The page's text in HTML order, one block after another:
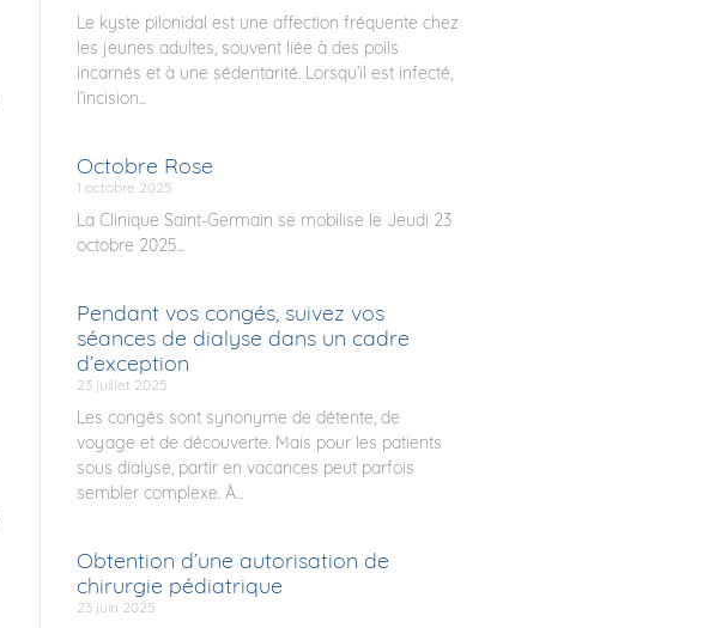
Le kyste pilonidal est une affection fréquente chez
les jeunes adultes, souvent liée à des poils
incarnés et à une sédentarité. Lorsqu’il est infecté,
l’incision...
Octobre Rose
1 octobre 2025
La Clinique Saint-Germain se mobilise le Jeudi 23
octobre 2025...
Pendant vos congés, suivez vos
séances de dialyse dans un cadre
d’exception
23 juillet 2025
Les congés sont synonyme de détente, de
voyage et de découverte. Mais pour les patients
sous dialyse, partir en vacances peut parfois
sembler complexe. À...
Obtention d’une autorisation de
chirurgie pédiatrique
23 juin 2025